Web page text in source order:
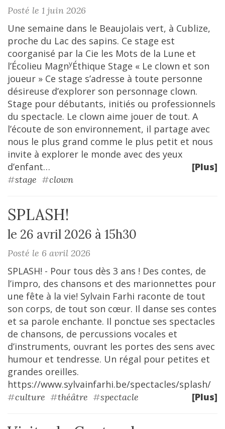
Posté le 1 juin 2026
Une semaine dans le Beaujolais vert, à Cublize,
proche du Lac des sapins. Ce stage est
coorganisé par la Cie les Mots de la Lune et
l’Écolieu MagnyÉthique Stage « Le clown et son
joueur » Ce stage s’adresse à toute personne
désireuse d’explorer son personnage clown.
Stage pour débutants, initiés ou professionnels
du spectacle. Le clown aime jouer de tout. A
l’écoute de son environnement, il partage avec
nous le plus grand comme le plus petit et nous
invite à explorer le monde avec des yeux
d’enfant…
[Plus]
#stage #clown
SPLASH!
le 26 avril 2026 à 15h30
Posté le 6 avril 2026
SPLASH! - Pour tous dès 3 ans ! Des contes, de
l’impro, des chansons et des marionnettes pour
une fête à la vie! Sylvain Farhi raconte de tout
son corps, de tout son cœur. Il danse ses contes
et sa parole enchante. Il ponctue ses spectacles
de chansons, de percussions vocales et
d’instruments, ouvrant les portes des sens avec
humour et tendresse. Un régal pour petites et
grandes oreilles.
https://www.sylvainfarhi.be/spectacles/splash/
[Plus]
#culture #théâtre #spectacle